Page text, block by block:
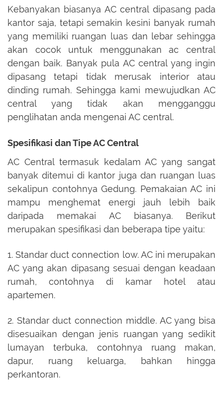
Kebanyakan biasanya AC central dipasang pada
kantor saja, tetapi semakin kesini banyak rumah
yang memiliki ruangan luas dan lebar sehingga
akan cocok untuk menggunakan ac central
dengan baik. Banyak pula AC central yang ingin
dipasang tetapi tidak merusak interior atau
dinding rumah. Sehingga kami mewujudkan AC
central yang tidak akan mengganggu
penglihatan anda mengenai AC central.
Spesifikasi dan Tipe AC Central
AC Central termasuk kedalam AC yang sangat
banyak ditemui di kantor juga dan ruangan luas
sekalipun contohnya Gedung. Pemakaian AC ini
mampu menghemat energi jauh lebih baik
daripada memakai AC biasanya. Berikut
merupakan spesifikasi dan beberapa tipe yaitu:
1. Standar duct connection low. AC ini merupakan
AC yang akan dipasang sesuai dengan keadaan
rumah, contohnya di kamar hotel atau
apartemen.
2. Standar duct connection middle. AC yang bisa
disesuaikan dengan jenis ruangan yang sedikit
lumayan terbuka, contohnya ruang makan,
dapur, ruang keluarga, bahkan hingga
perkantoran.